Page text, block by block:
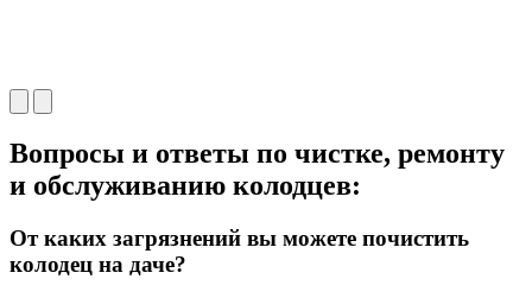
Вопросы и ответы по чистке, ремонту
и обслуживанию колодцев:
От каких загрязнений вы можете почистить
колодец на даче?